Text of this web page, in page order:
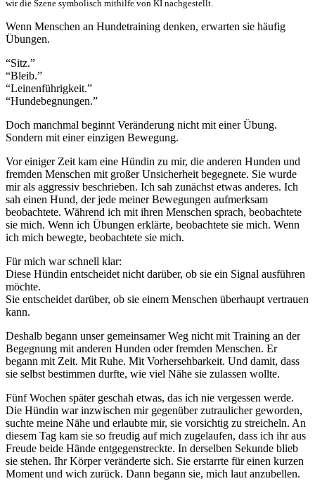
wir die Szene symbolisch mithilfe von KI nachgestellt.
Wenn Menschen an Hundetraining denken, erwarten sie häufig
Übungen.
“Sitz.”
“Bleib.”
“Leinenführigkeit.”
“Hundebegnungen.”
Doch manchmal beginnt Veränderung nicht mit einer Übung.
Sondern mit einer einzigen Bewegung.
Vor einiger Zeit kam eine Hündin zu mir, die anderen Hunden und
fremden Menschen mit großer Unsicherheit begegnete. Sie wurde
mir als aggressiv beschrieben. Ich sah zunächst etwas anderes. Ich
sah einen Hund, der jede meiner Bewegungen aufmerksam
beobachtete. Während ich mit ihren Menschen sprach, beobachtete
sie mich. Wenn ich Übungen erklärte, beobachtete sie mich. Wenn
ich mich bewegte, beobachtete sie mich.
Für mich war schnell klar:
Diese Hündin entscheidet nicht darüber, ob sie ein Signal ausführen
möchte.
Sie entscheidet darüber, ob sie einem Menschen überhaupt vertrauen
kann.
Deshalb begann unser gemeinsamer Weg nicht mit Training an der
Begegnung mit anderen Hunden oder fremden Menschen. Er
begann mit Zeit. Mit Ruhe. Mit Vorhersehbarkeit. Und damit, dass
sie selbst bestimmen durfte, wie viel Nähe sie zulassen wollte.
Fünf Wochen später geschah etwas, das ich nie vergessen werde.
Die Hündin war inzwischen mir gegenüber zutraulicher geworden,
suchte meine Nähe und erlaubte mir, sie vorsichtig zu streicheln. An
diesem Tag kam sie so freudig auf mich zugelaufen, dass ich ihr aus
Freude beide Hände entgegenstreckte. In derselben Sekunde blieb
sie stehen. Ihr Körper veränderte sich. Sie erstarrte für einen kurzen
Moment und wich zurück. Dann begann sie, mich laut anzubellen.